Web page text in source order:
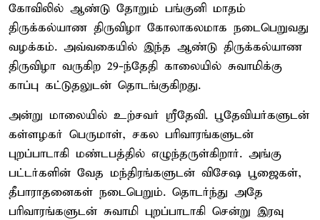
கோவிலில் ஆண்டு தோறும் பங்குனி மாதம்
திருக்கல்யாண திருவிழா கோலாகலமாக நடைபெறுவது
வழக்கம். அவ்வகையில் இந்த ஆண்டு திருக்கல்யாண
திருவிழா வருகிற 29-ந்தேதி காலையில் சுவாமிக்கு
காப்பு கட்டுதலுடன் தொடங்குகிறது.
அன்று மாலையில் உற்சவர் ஸ்ரீதேவி. பூதேவியர்களுடன்
கள்ளழகர் பெருமாள், சகல பரிவாரங்களுடன்
புறப்பாடாகி மண்டபத்தில் எழுந்தருள்கிறார். அங்கு
பட்டர்களின் வேத மந்திரங்களுடன் விசேஷ பூஜைகள்,
தீபாராதனைகள் நடைபெறும். தொடர்ந்து அதே
பரிவாரங்களுடன் சுவாமி புறப்பாடாகி சென்று இரவு